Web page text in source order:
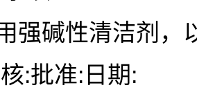
强碱性清洁剂，
:批准:日期: